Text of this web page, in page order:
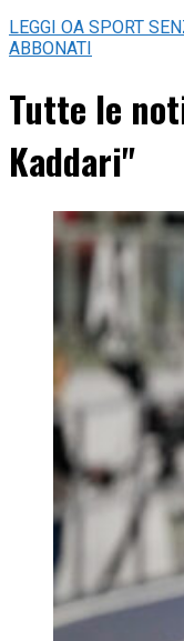
LEGGI OA SPORT
ABBONATI
Tutte le
Kaddari"